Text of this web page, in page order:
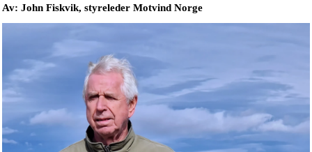
Av: John Fiskvik, styreleder Motvind Norge